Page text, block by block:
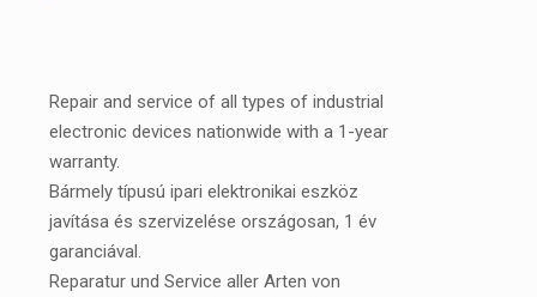
Repair and service of all types of industrial
electronic devices nationwide with a 1-year
warranty.
Bármely típusú ipari elektronikai eszköz
javítása és szervizelése országosan, 1 év
garanciával.
Reparatur und Service aller Arten von